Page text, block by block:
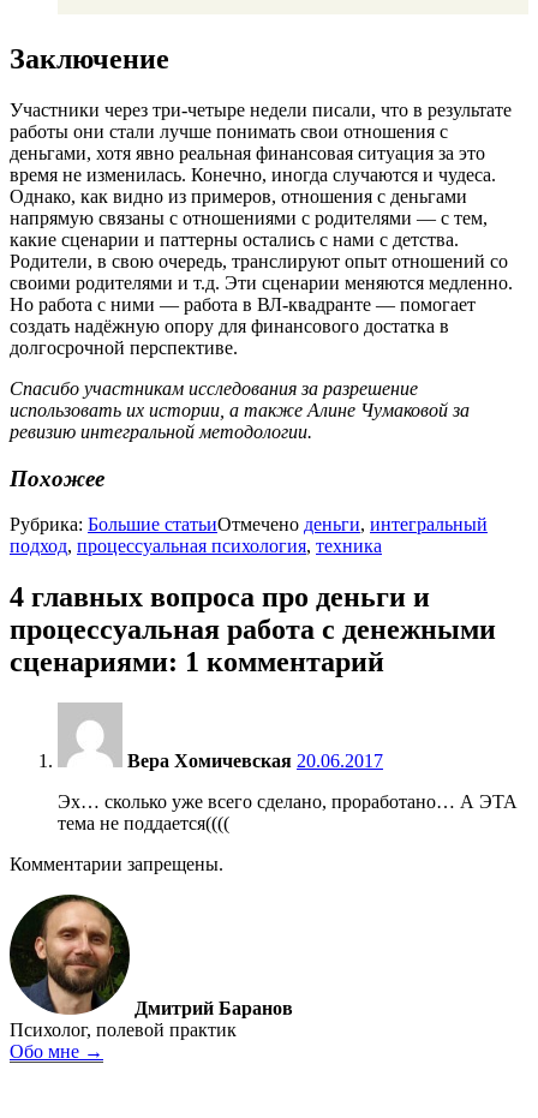
Заключение
Участники через три-четыре недели писали, что в результате
работы они стали лучше понимать свои отношения с
деньгами, хотя явно реальная финансовая ситуация за это
время не изменилась. Конечно, иногда случаются и чудеса.
Однако, как видно из примеров, отношения с деньгами
напрямую связаны с отношениями с родителями — с тем,
какие сценарии и паттерны остались с нами с детства.
Родители, в свою очередь, транслируют опыт отношений со
своими родителями и т.д. Эти сценарии меняются медленно.
Но работа с ними — работа в ВЛ-квадранте — помогает
создать надёжную опору для финансового достатка в
долгосрочной перспективе.
Спасибо участникам исследования за разрешение
использовать их истории, а также Алине Чумаковой за
ревизию интегральной методологии.
Похожее
Рубрика: Большие статьиОтмечено деньги, интегральный
подход, процессуальная психология, техника
4 главных вопроса про деньги и
процессуальная работа с денежными
сценариями: 1 комментарий
Вера Хомичевская 20.06.2017
Эх… сколько уже всего сделано, проработано… А ЭТА
тема не поддается((((
Комментарии запрещены.
Дмитрий Баранов
Психолог, полевой практик
Обо мне →